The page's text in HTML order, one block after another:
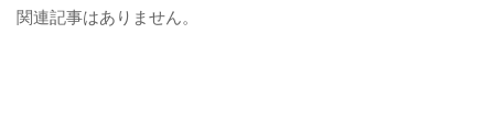
関連記事はありません。